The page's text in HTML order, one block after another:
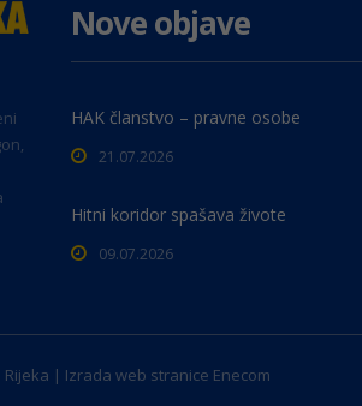
Nove objave
HAK članstvo – pravne osobe
21.07.2026
Hitni koridor spašava živote
09.07.2026
| Izrada web stranice Enecom